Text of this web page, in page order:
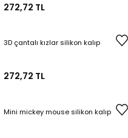
272,72 TL
3D çantalı kızlar silikon kalıp
272,72 TL
Mini mickey mouse silikon kalıp